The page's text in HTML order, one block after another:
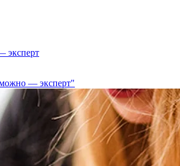
эксперт
— эксперт"